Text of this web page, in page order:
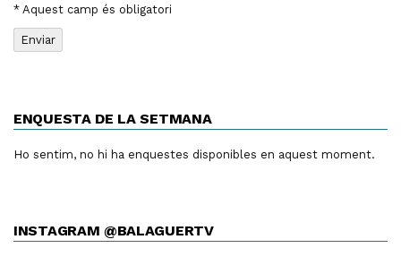
* Aquest camp és obligatori
ENQUESTA DE LA SETMANA
Ho sentim, no hi ha enquestes disponibles en aquest moment.
INSTAGRAM @BALAGUERTV